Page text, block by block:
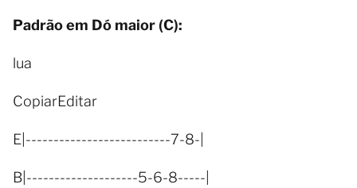
Padrão em Dó maior (C):
lua
CopiarEditar
E|--------------------------7-8-|
B|--------------------5-6-8-----|